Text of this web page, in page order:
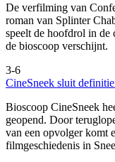
De verfilming van
roman van Splinter
speelt de hoofdrol in
de bioscoop verschijnt.
3-6
CineSneek sluit
Bioscoop CineSneek
geopend. Door
van een opvolger komt
filmgeschiedenis in